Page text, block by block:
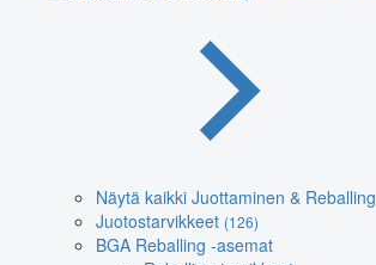
Näytä kaikki Juottaminen & Reballing
Juotostarvikkeet (126)
BGA Reballing -asemat